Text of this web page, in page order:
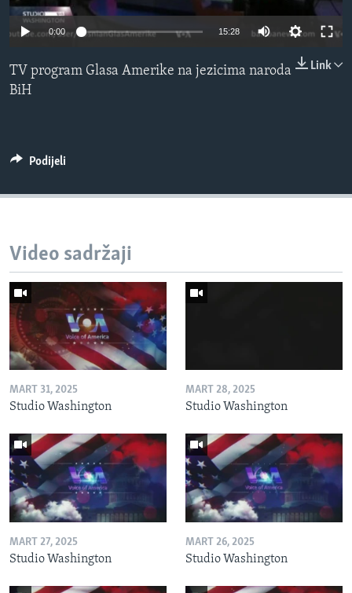
MAGAZIN
O GLASU AMERIKE
Learning English
Jezici
0:00 15:28
Link
TV program Glasa Amerike na jezicima naroda
BiH
Podijeli
Video sadržaji
MART 31, 2025
Studio Washington
MART 28, 2025
Studio Washington
MART 27, 2025
Studio Washington
MART 26, 2025
Studio Washington